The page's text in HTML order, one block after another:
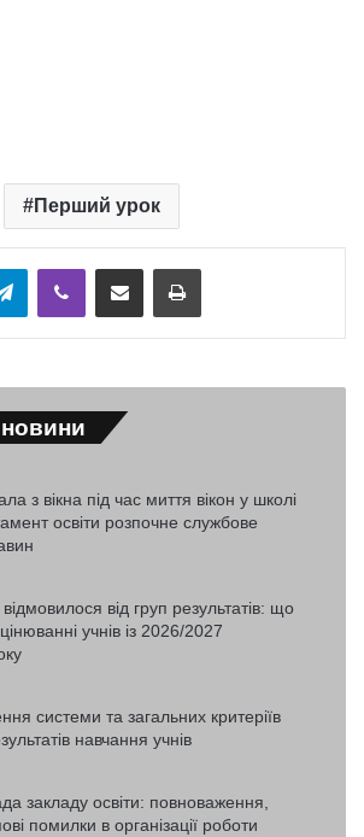
Перший урок
TelegramViber Надіслати електронною поштоюНадрукувати
з вікна під час миття вікон у школі
освіти розпочне службове
від груп результатів: що
учнів із 2026/2027
системи та загальних критеріїв
навчання учнів
закладу освіти: повноваження,
помилки в організації роботи